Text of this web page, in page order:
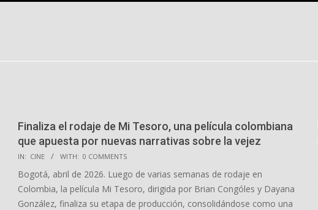
Finaliza el rodaje de Mi Tesoro, una película colombiana
que apuesta por nuevas narrativas sobre la vejez
2026-
05-
14
IN: CINE WITH: 0 COMMENTS
Bogotá, abril de 2026. Luego de varias semanas de rodaje en
Colombia, la película Mi Tesoro, dirigida por Brian Congóles y Dayana
González, finaliza su etapa de producción, consolidándose como una